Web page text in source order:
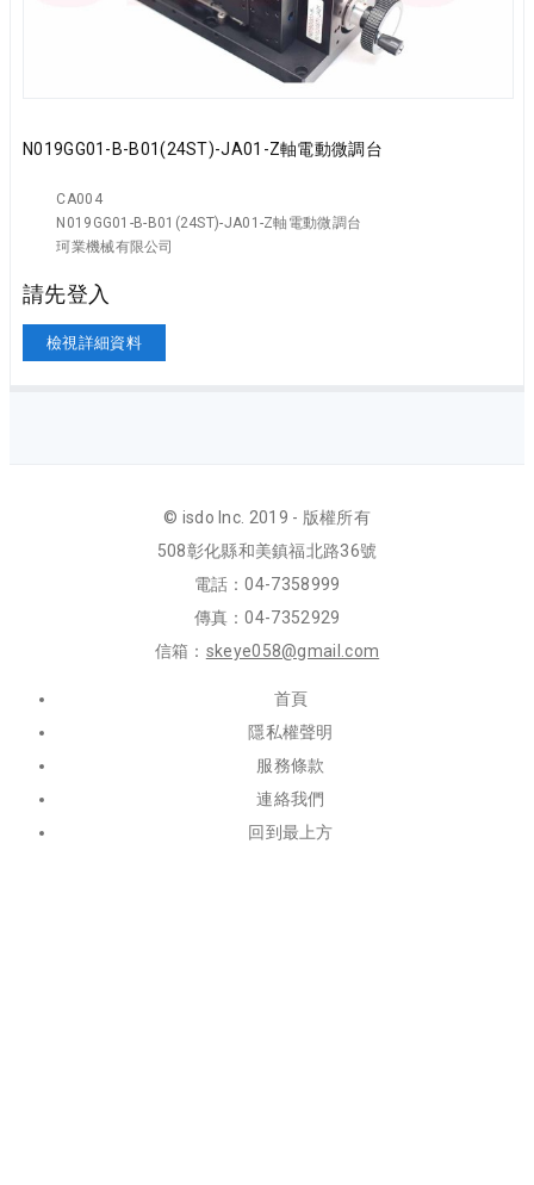
N019GG01-B-B01(24ST)-JA01-Z軸電動微調台
CA004
N019GG01-B-B01(24ST)-JA01-Z軸電動微調台
珂業機械有限公司
請先登入
檢視詳細資料
© isdo Inc. 2019 - 版權所有
508彰化縣和美鎮福北路36號
電話：04-7358999
傳真：04-7352929
信箱： skeye058@gmail.com
首頁
隱私權聲明
服務條款
連絡我們
回到最上方